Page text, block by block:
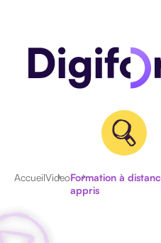
AccueilVideoFormation à
appris